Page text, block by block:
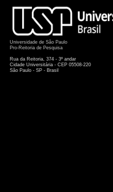
Universidade de São Paulo
Pro-Reitoria de Pesquisa
Rua da Reitoria, 374 - 3º andar
Cidade Universitária - CEP 05508-220
São Paulo - SP - Brasil